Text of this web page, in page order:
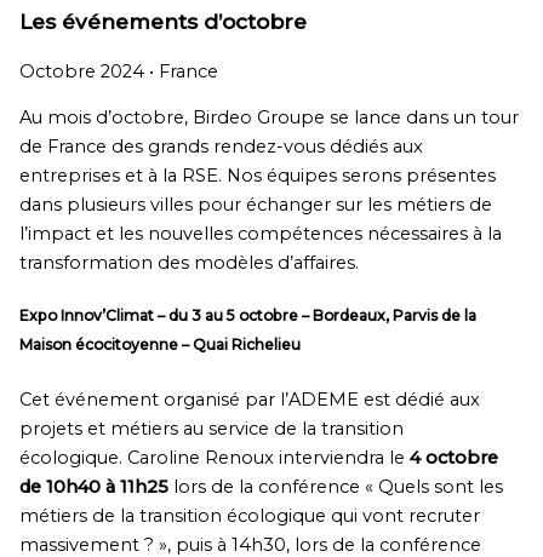
Les événements d’octobre
Octobre 2024 • France
Au mois d’octobre, Birdeo Groupe se lance dans un tour
de France des grands rendez-vous dédiés aux
entreprises et à la RSE. Nos équipes serons présentes
dans plusieurs villes pour échanger sur les métiers de
l’impact et les nouvelles compétences nécessaires à la
transformation des modèles d’affaires.
Expo Innov’Climat–du 3 au 5 octobre – Bordeaux, Parvis de la
Maison écocitoyenne – Quai Richelieu
Cet événement organisé par l’ADEME est dédié aux
projets et métiers au service de la transition
écologique. Caroline Renoux interviendra le 4 octobre
de 10h40 à 11h25lors de la conférence « Quels sont les
métiers de la transition écologique qui vont recruter
massivement ? », puis à 14h30, lors de la conférence